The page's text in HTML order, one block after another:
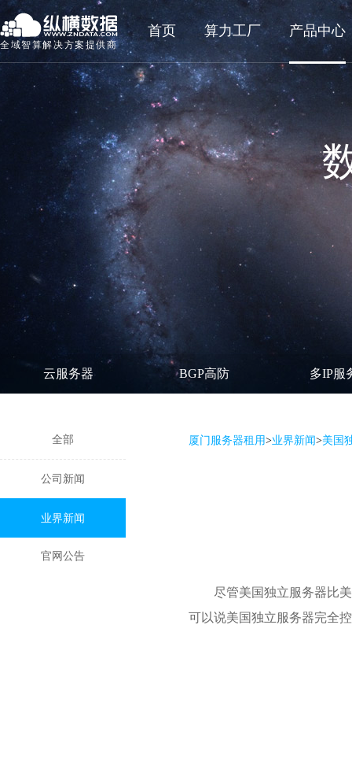
全域智算解决方案提供商
首页 算力工厂 产品中心
云服务器 BGP高防 多IP服
全部
公司新闻
业界新闻
官网公告
厦门服务器租用>业界新闻>美国
尽管美国独立服务器比
可以说美国独立服务器完全